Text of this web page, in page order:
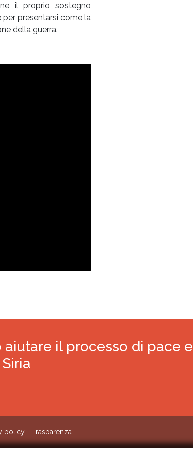
il proprio sostegno
per presentarsi come la
della guerra.
aiutare il processo di pace e
policy - Trasparenza